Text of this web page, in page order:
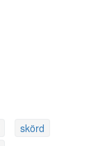
skörd